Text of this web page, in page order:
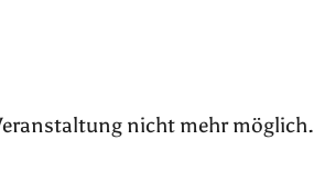
nicht mehr möglich.